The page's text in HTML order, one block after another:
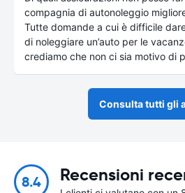
compagnia di autonoleggio
Tutte domande a cui è difficile
di noleggiare un’auto per le
crediamo che non ci sia motivo di
Consulta tutti gli
8.4 Recensioni